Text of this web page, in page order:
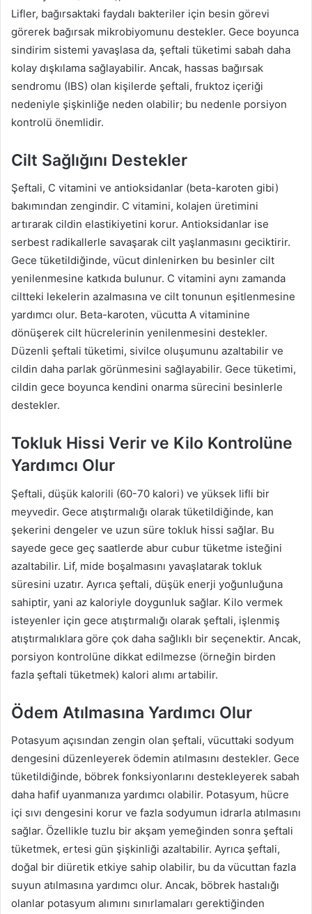
Lifler, bağırsaktaki faydalı bakteriler için besin görevi
görerek bağırsak mikrobiyomunu destekler. Gece boyunca
sindirim sistemi yavaşlasa da, şeftali tüketimi sabah daha
kolay dışkılama sağlayabilir. Ancak, hassas bağırsak
sendromu (IBS) olan kişilerde şeftali, fruktoz içeriği
nedeniyle şişkinliğe neden olabilir; bu nedenle porsiyon
kontrolü önemlidir.
Cilt Sağlığını Destekler
Şeftali, C vitamini ve antioksidanlar (beta-karoten gibi)
bakımından zengindir. C vitamini, kolajen üretimini
artırarak cildin elastikiyetini korur. Antioksidanlar ise
serbest radikallerle savaşarak cilt yaşlanmasını geciktirir.
Gece tüketildiğinde, vücut dinlenirken bu besinler cilt
yenilenmesine katkıda bulunur. C vitamini aynı zamanda
ciltteki lekelerin azalmasına ve cilt tonunun eşitlenmesine
yardımcı olur. Beta-karoten, vücutta A vitaminine
dönüşerek cilt hücrelerinin yenilenmesini destekler.
Düzenli şeftali tüketimi, sivilce oluşumunu azaltabilir ve
cildin daha parlak görünmesini sağlayabilir. Gece tüketimi,
cildin gece boyunca kendini onarma sürecini besinlerle
destekler.
Tokluk Hissi Verir ve Kilo Kontrolüne
Yardımcı Olur
Şeftali, düşük kalorili (60-70 kalori) ve yüksek lifli bir
meyvedir. Gece atıştırmalığı olarak tüketildiğinde, kan
şekerini dengeler ve uzun süre tokluk hissi sağlar. Bu
sayede gece geç saatlerde abur cubur tüketme isteğini
azaltabilir. Lif, mide boşalmasını yavaşlatarak tokluk
süresini uzatır. Ayrıca şeftali, düşük enerji yoğunluğuna
sahiptir, yani az kaloriyle doygunluk sağlar. Kilo vermek
isteyenler için gece atıştırmalığı olarak şeftali, işlenmiş
atıştırmalıklara göre çok daha sağlıklı bir seçenektir. Ancak,
porsiyon kontrolüne dikkat edilmezse (örneğin birden
fazla şeftali tüketmek) kalori alımı artabilir.
Ödem Atılmasına Yardımcı Olur
Potasyum açısından zengin olan şeftali, vücuttaki sodyum
dengesini düzenleyerek ödemin atılmasını destekler. Gece
tüketildiğinde, böbrek fonksiyonlarını destekleyerek sabah
daha hafif uyanmanıza yardımcı olabilir. Potasyum, hücre
içi sıvı dengesini korur ve fazla sodyumun idrarla atılmasını
sağlar. Özellikle tuzlu bir akşam yemeğinden sonra şeftali
tüketmek, ertesi gün şişkinliği azaltabilir. Ayrıca şeftali,
doğal bir diüretik etkiye sahip olabilir, bu da vücuttan fazla
suyun atılmasına yardımcı olur. Ancak, böbrek hastalığı
olanlar potasyum alımını sınırlamaları gerektiğinden